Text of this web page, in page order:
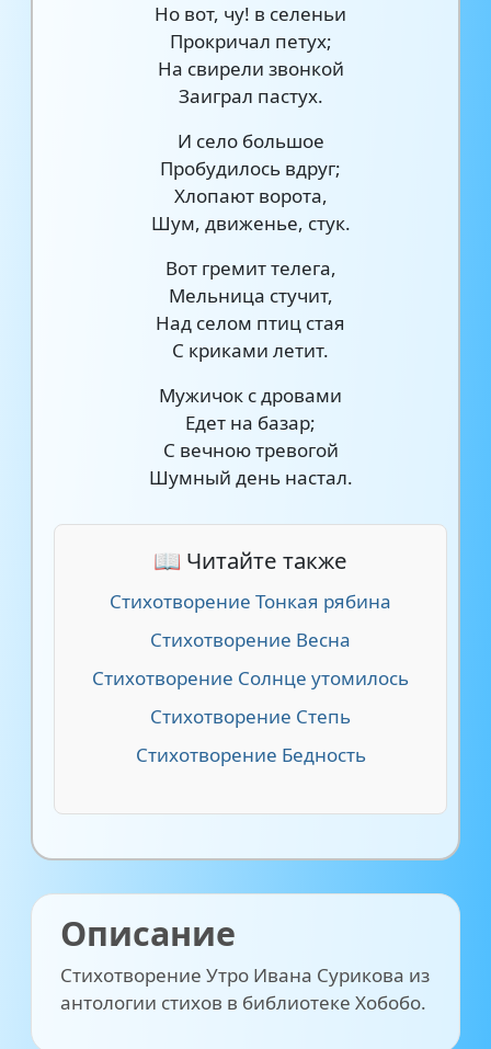
Но вот, чу! в селеньи
Прокричал петух;
На свирели звонкой
Заиграл пастух.
И село большое
Пробудилось вдруг;
Хлопают ворота,
Шум, движенье, стук.
Вот гремит телега,
Мельница стучит,
Над селом птиц стая
С криками летит.
Мужичок с дровами
Едет на базар;
С вечною тревогой
Шумный день настал.
📖 Читайте также
Стихотворение Тонкая рябина
Стихотворение Весна
Стихотворение Солнце утомилось
Стихотворение Степь
Стихотворение Бедность
Описание
Стихотворение Утро Ивана Сурикова из
антологии стихов в библиотеке Хобобо.